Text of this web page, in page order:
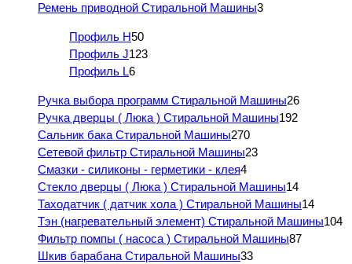
Ремень приводной Стиральной Машины3
Профиль H50
Профиль J123
Профиль L6
Ручка выбора программ Стиральной Машины26
Ручка дверцы ( Люка ) Стиральной Машины192
Сальник бака Стиральной Машины270
Сетевой фильтр Стиральной Машины23
Смазки - силиконы - герметики - клея4
Стекло дверцы ( Люка ) Стиральной Машины14
Таходатчик ( датчик хола ) Стиральной Машины14
Тэн (нагревательный элемент) Стиральной Машины104
Фильтр помпы ( насоса ) Стиральной Машины87
Шкив барабана Стиральной Машины33